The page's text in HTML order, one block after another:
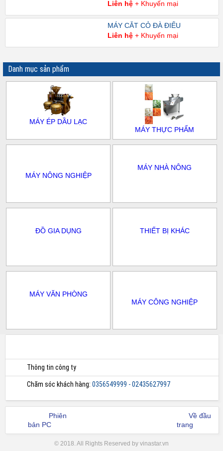
Liên hệ+ Khuyến mại
MÁY CẮT CỎ ĐÀ ĐIỂU
Liên hệ+ Khuyến mại
Danh mục sản phẩm
MÁY ÉP DẦU LẠC
MÁY THỰC PHẨM
MÁY NÔNG NGHIỆP
MÁY NHÀ NÔNG
ĐỒ GIA DỤNG THIẾT BỊ KHÁC
MÁY VĂN PHÒNG
MÁY CÔNG NGHIỆP
Thông tin công ty
Chăm sóc khách hàng: 0356549999 - 02435627997
Phiên
bản PC
Về đầu
trang
© 2018. All Rights Reserved by vinastar.vn